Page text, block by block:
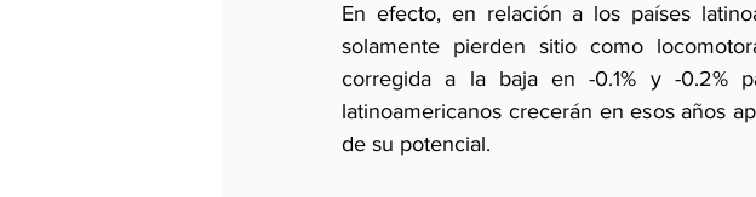
En efecto, en relación a los países
solamente pierden sitio como
corregida a la baja en -0.1% y -0.2%
latinoamericanos crecerán en esos años
de su potencial.